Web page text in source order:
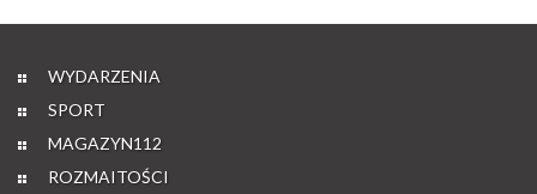
WYDARZENIA
SPORT
MAGAZYN112
ROZMAITOŚCI